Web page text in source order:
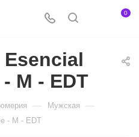
0
M - EDT
— Мужская —
- M - EDT